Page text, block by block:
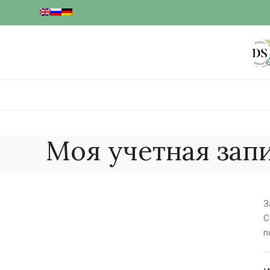
Моя учетная